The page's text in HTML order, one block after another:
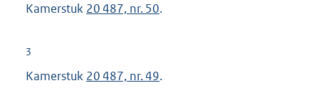
Kamerstuk 20 487, nr. 50.
3
Kamerstuk 20 487, nr. 49.